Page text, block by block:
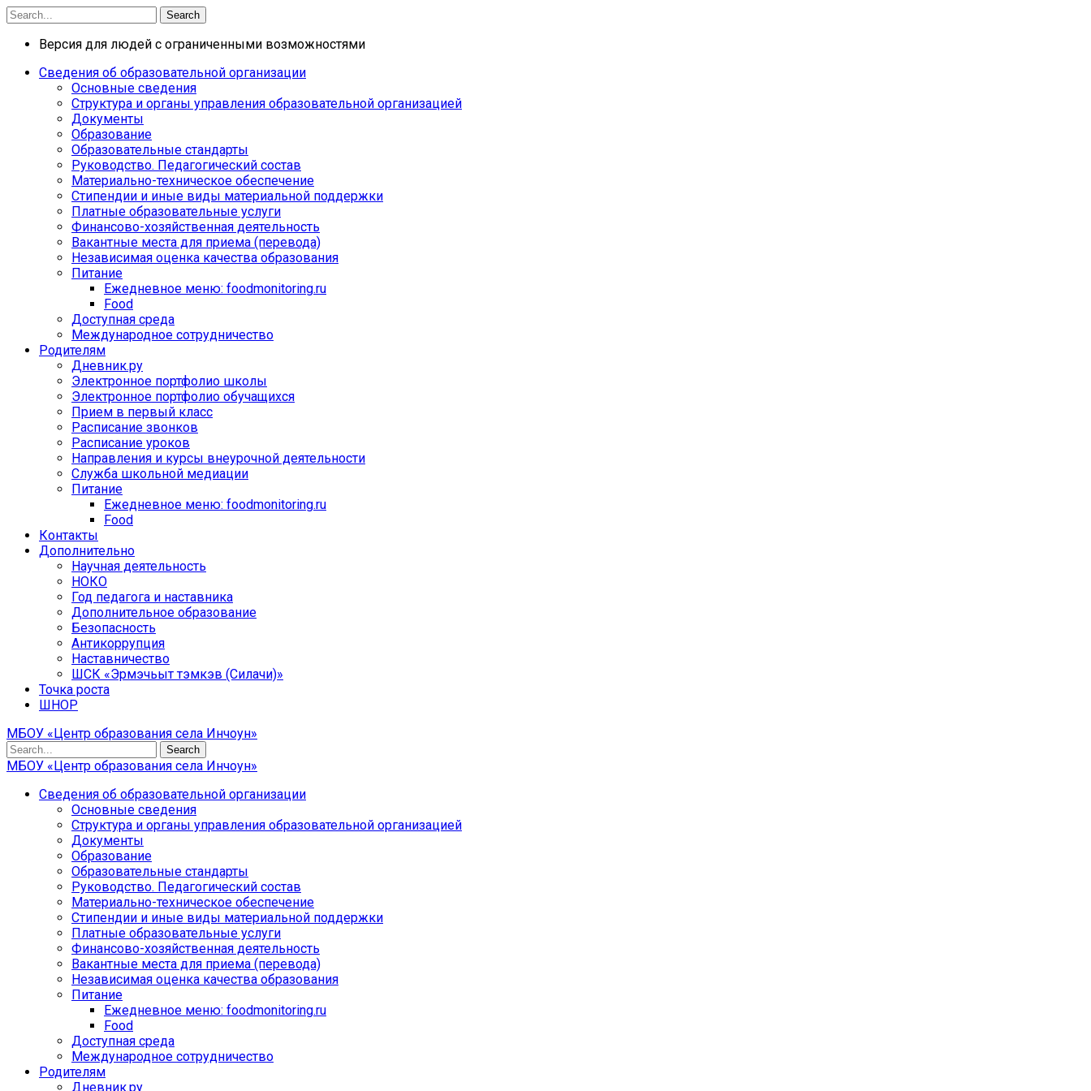
Search
Версия для людей с ограниченными возможностями
Сведения об образовательной организации
Основные сведения
Структура и органы управления образовательной организацией
Документы
Образование
Образовательные стандарты
Руководство. Педагогический состав
Материально-техническое обеспечение
Стипендии и иные виды материальной поддержки
Платные образовательные услуги
Финансово-хозяйственная деятельность
Вакантные места для приема (перевода)
Независимая оценка качества образования
Питание
Ежедневное меню: foodmonitoring.ru
Food
Доступная среда
Международное сотрудничество
Родителям
Дневник.ру
Электронное портфолио школы
Электронное портфолио обучащихся
Прием в первый класс
Расписание звонков
Расписание уроков
Направления и курсы внеурочной деятельности
Служба школьной медиации
Питание
Ежедневное меню: foodmonitoring.ru
Food
Контакты
Дополнительно
Научная деятельность
НОКО
Год педагога и наставника
Дополнительное образование
Безопасность
Антикоррупция
Наставничество
ШСК «Эрмэчьыт тэмкэв (Силачи)»
Точка роста
ШНОР
МБОУ «Центр образования села Инчоун»
Search
МБОУ «Центр образования села Инчоун»
Сведения об образовательной организации
Основные сведения
Структура и органы управления образовательной организацией
Документы
Образование
Образовательные стандарты
Руководство. Педагогический состав
Материально-техническое обеспечение
Стипендии и иные виды материальной поддержки
Платные образовательные услуги
Финансово-хозяйственная деятельность
Вакантные места для приема (перевода)
Независимая оценка качества образования
Питание
Ежедневное меню: foodmonitoring.ru
Food
Доступная среда
Международное сотрудничество
Родителям
Дневник.ру